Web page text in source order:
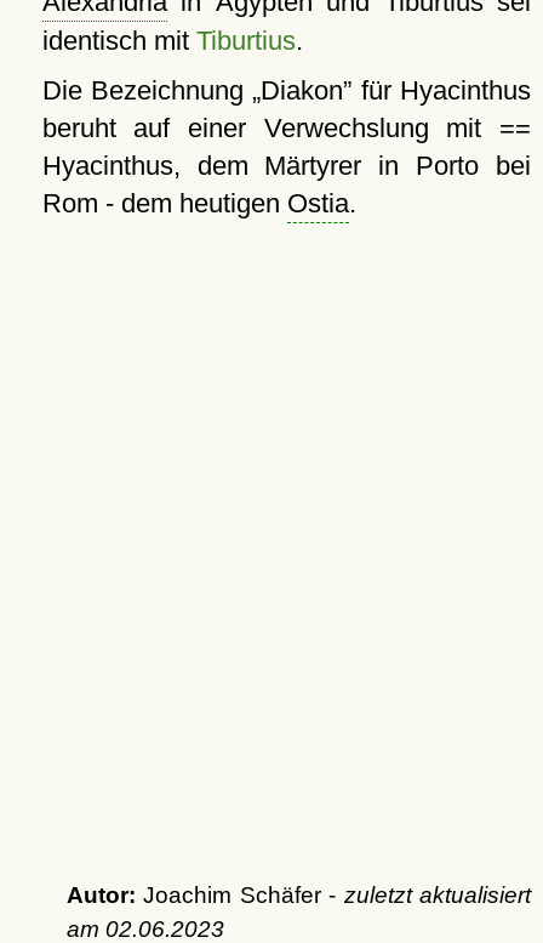
identisch mit Tiburtius.
Die Bezeichnung Diakon für Hyacinthus
beruht auf einer Verwechslung mit ==
Hyacinthus, dem Märtyrer in Porto bei
Rom - dem heutigen Ostia.
Autor: Joachim Schäfer - zuletzt aktualisiert
am 02.06.2023